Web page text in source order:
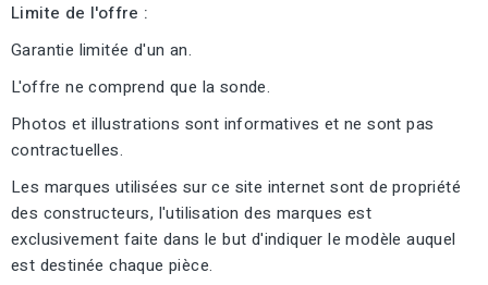
Limite de l'offre :
Garantie limitée d'un an.
L'offre ne comprend que la sonde.
Photos et illustrations sont informatives et ne sont pas
contractuelles.
Les marques utilisées sur ce site internet sont de propriété
des constructeurs, l'utilisation des marques est
exclusivement faite dans le but d'indiquer le modèle auquel
est destinée chaque pièce.